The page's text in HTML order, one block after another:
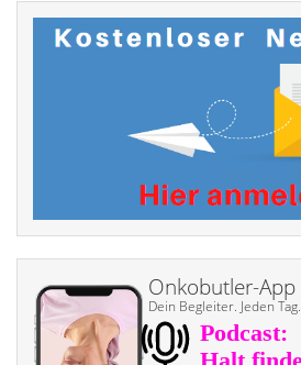
Onkobutler-App
Dein Begleiter. Jeden Tag.